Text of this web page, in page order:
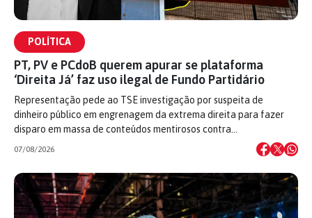
POLÍTICA
PT, PV e PCdoB querem apurar se plataforma
‘Direita Já’ faz uso ilegal de Fundo Partidário
Representação pede ao TSE investigação por suspeita de
dinheiro público em engrenagem da extrema direita para fazer
disparo em massa de conteúdos mentirosos contra…
07/08/2026